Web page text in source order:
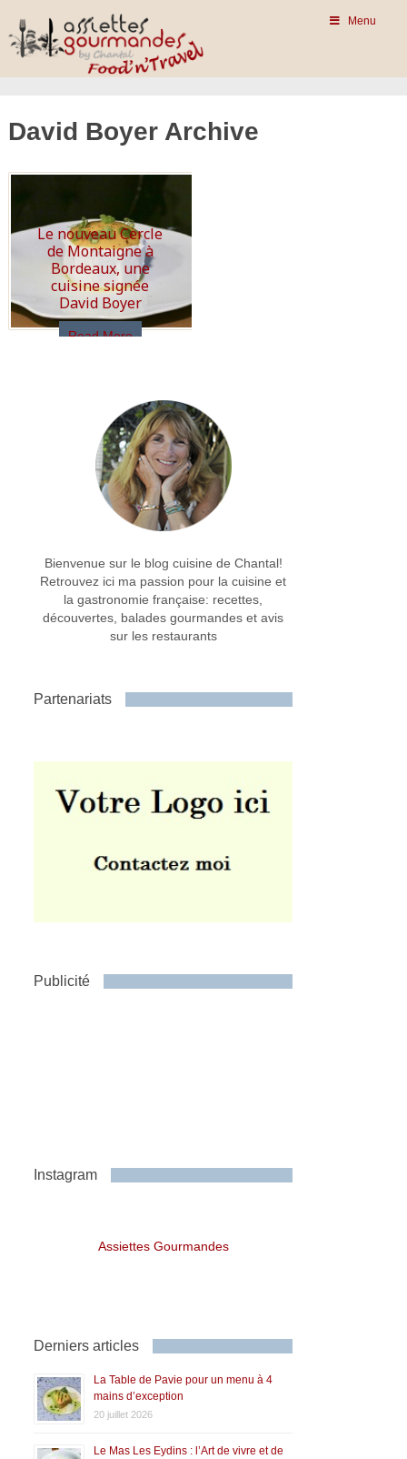
Menu
David Boyer Archive
Le nouveau Cercle
de Montaigne à
Bordeaux, une
cuisine signée
David Boyer
Read More
Bienvenue sur le blog cuisine de Chantal!
Retrouvez ici ma passion pour la cuisine et
la gastronomie française: recettes,
découvertes, balades gourmandes et avis
sur les restaurants
Partenariats
Publicité
Instagram
Assiettes Gourmandes
Derniers articles
La Table de Pavie pour un menu à 4
mains d’exception
20 juillet 2026
Le Mas Les Eydins : l’Art de vivre et de